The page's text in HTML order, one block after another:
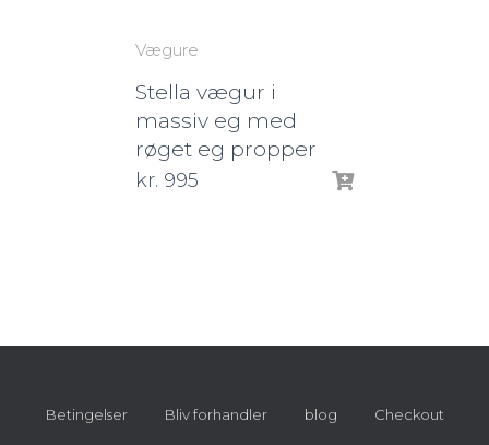
Vægure
Stella vægur i
massiv eg med
røget eg propper
kr. 995
Betingelser Bliv forhandler blog Checkout